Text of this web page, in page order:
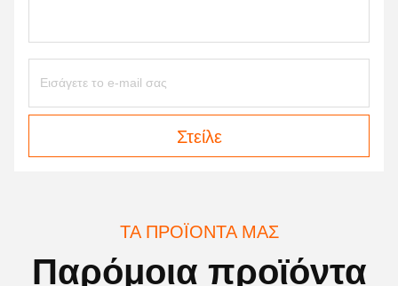
Στείλε
ΤΑ ΠΡΟΪΌΝΤΑ ΜΑΣ
Παρόμοια προϊόντα